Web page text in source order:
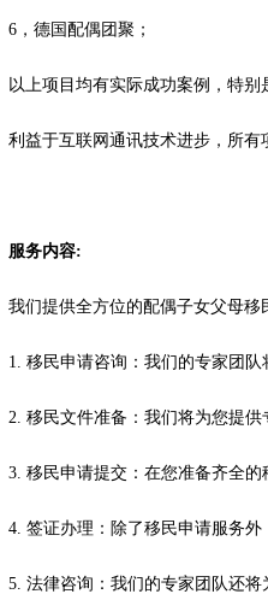
6，德国配偶团聚；
以上项目均有实际成功案例，特别
利益于互联网通讯技术进步，所有
服务内容:
我们提供全方位的配偶子女父母移
1. 移民申请咨询：我们的专家团
2. 移民文件准备：我们将为您提
3. 移民申请提交：在您准备齐全
4. 签证办理：除了移民申请服务
5. 法律咨询：我们的专家团队还